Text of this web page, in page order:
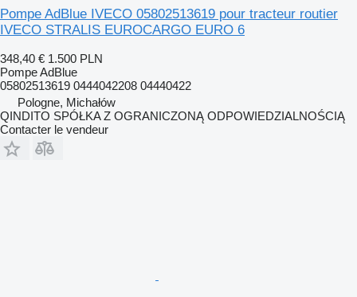
Pompe AdBlue IVECO 05802513619 pour tracteur routier
IVECO STRALIS EUROCARGO EURO 6
348,40 € 1.500 PLN
Pompe AdBlue
05802513619 0444042208 04440422
Pologne, Michałów
QINDITO SPÓŁKA Z OGRANICZONĄ ODPOWIEDZIALNOŚCIĄ
Contacter le vendeur